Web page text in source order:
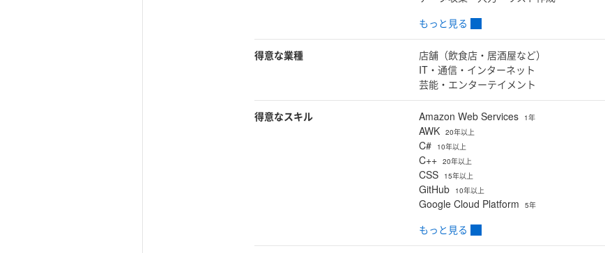
もっと見る
得意な業種
店舗（飲食店・居酒屋など）
IT・通信・インターネット
芸能・エンターテイメント
得意なスキル Amazon Web Services 1年
AWK 20年以上
C# 10年以上
C++ 20年以上
CSS 15年以上
GitHub 10年以上
Google Cloud Platform 5年
もっと見る